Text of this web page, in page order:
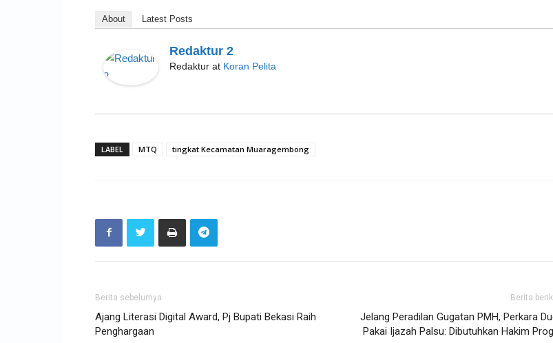
About Latest Posts
Redaktur 2
Redaktur at Koran Pelita
LABEL MTQ tingkat Kecamatan Muaragembong
Berita sebelumya
Ajang Literasi Digital Award, Pj Bupati Bekasi Raih
Penghargaan
Berita
Jelang Peradilan Gugatan PMH, Perkara
Pakai Ijazah Palsu: Dibutuhkan Hakim